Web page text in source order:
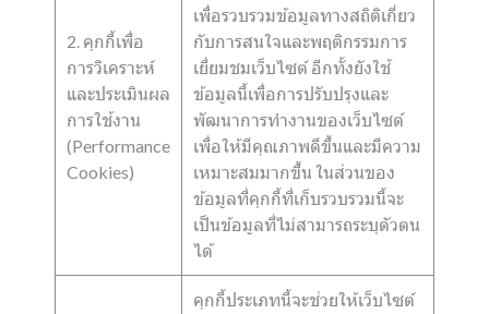
2. คุกกี้เพื่อ
การวิเคราะห์
และประเมินผล
การใช้งาน
(Performance
Cookies)
เพื่อรวบรวมข้อมูลทางสถิติเกี่ยว
กับการสนใจและพฤติกรรมการ
เยี่ยมชมเว็บไซต์ อีกทั้งยังใช้
ข้อมูลนี้เพื่อการปรับปรุงและ
พัฒนาการทำงานของเว็บไซต์
เพื่อให้มีคุณภาพดีขึ้นและมีความ
เหมาะสมมากขึ้น ในส่วนของ
ข้อมูลที่คุกกี้ที่เก็บรวบรวมนี้จะ
เป็นข้อมูลที่ไม่สามารถระบุตัวตน
ได้
คุกกี้ประเภทนี้จะช่วยให้เว็บไซต์